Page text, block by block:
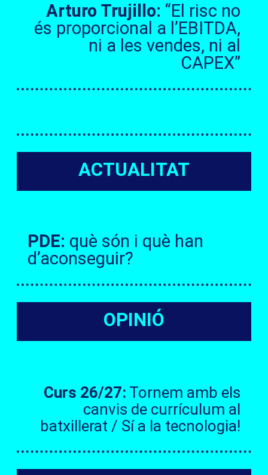
Arturo Trujillo: “El risc no
és proporcional a l’EBITDA,
ni a les vendes, ni al
CAPEX”
ACTUALITAT
PDE: què són i què han
d’aconseguir?
OPINIÓ
Curs 26/27: Tornem amb els
canvis de currículum al
batxillerat / Sí a la tecnologia!